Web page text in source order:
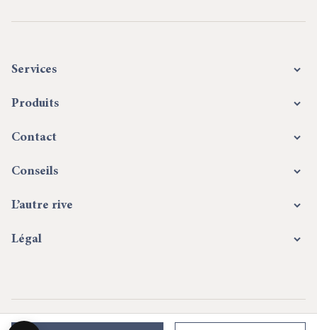
Services
Produits
Contact
Conseils
L’autre rive
Légal